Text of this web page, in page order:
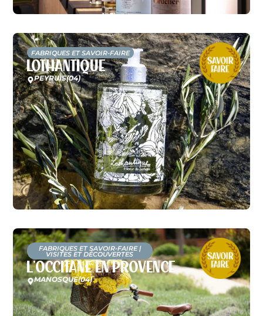
FABRIQUES ET SAVOIR-FAIRE
Lothantique
PEYRUIS(04)
FABRIQUES ET SAVOIR-FAIRE|
VISITES ET DÉCOUVERTES
L’Occitane en Provence
MANOSQUE(04)